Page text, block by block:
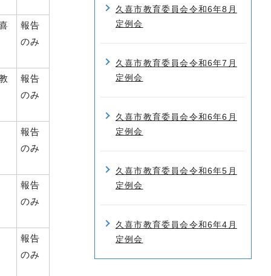
報告
のみ
報告
のみ
報告
のみ
報告
のみ
報告
のみ
久喜市教育委員会令和6年8月
定例会
久喜市教育委員会令和6年7月
定例会
久喜市教育委員会令和6年6月
定例会
久喜市教育委員会令和6年5月
定例会
久喜市教育委員会令和6年4月
定例会